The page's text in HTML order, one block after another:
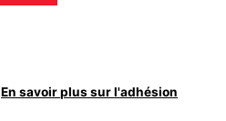
En savoir plus sur l'adhésion